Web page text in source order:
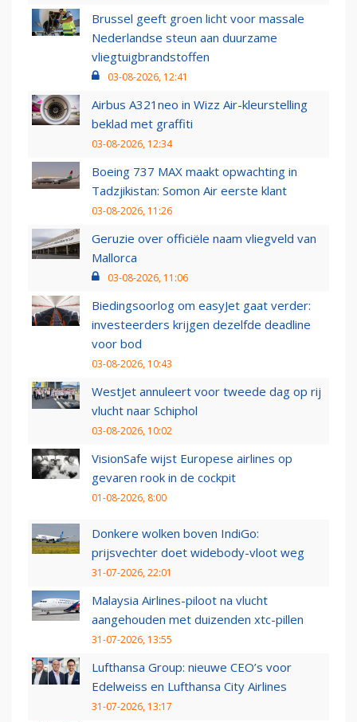
Brussel geeft groen licht voor massale
Nederlandse steun aan duurzame
vliegtuigbrandstoffen
03-08-2026, 12:41
Airbus A321neo in Wizz Air-kleurstelling
beklad met graffiti
03-08-2026, 12:34
Boeing 737 MAX maakt opwachting in
Tadzjikistan: Somon Air eerste klant
03-08-2026, 11:26
Geruzie over officiële naam vliegveld van
Mallorca
03-08-2026, 11:06
Biedingsoorlog om easyJet gaat verder:
investeerders krijgen dezelfde deadline
voor bod
03-08-2026, 10:43
WestJet annuleert voor tweede dag op rij
vlucht naar Schiphol
03-08-2026, 10:02
VisionSafe wijst Europese airlines op
gevaren rook in de cockpit
01-08-2026, 8:00
Donkere wolken boven IndiGo:
prijsvechter doet widebody-vloot weg
31-07-2026, 22:01
Malaysia Airlines-piloot na vlucht
aangehouden met duizenden xtc-pillen
31-07-2026, 13:55
Lufthansa Group: nieuwe CEO’s voor
Edelweiss en Lufthansa City Airlines
31-07-2026, 13:17